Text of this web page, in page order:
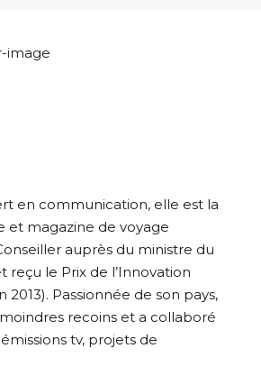
en communication, elle est la
et magazine de voyage
auprès du ministre du
reçu le Prix de l’Innovation
2013). Passionnée de son pays,
recoins et a collaboré
tv, projets de